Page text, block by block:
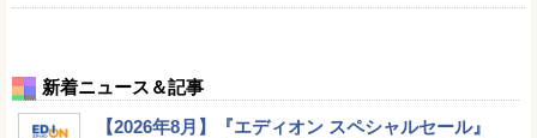
新着ニュース＆記事
【2026年8月】『エディオン スペシャルセール』